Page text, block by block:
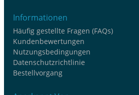
Informationen
Häufig gestellte Fragen (FAQs)
Kundenbewertungen
Nutzungsbedingungen
Datenschutzrichtlinie
Bestellvorgang